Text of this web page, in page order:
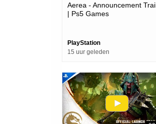
Aerea - Announcement
| Ps5 Games
PlayStation
15 uur geleden